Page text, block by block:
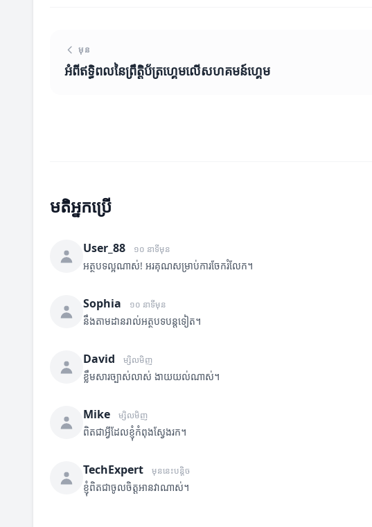
មុន
អំពីឥទ្ធិពលនៃព្រឹត្តិប័ត្រហ្គេមលើសហគមន៍ហ្គេម
មតិអ្នកប្រើ
User_88 ១០ នាទីមុន
អត្ថបទល្អណាស់! អរគុណសម្រាប់ការចែករំលែក។
Sophia ១០ នាទីមុន
នឹងតាមដានរាល់អត្ថបទបន្តទៀត។
David ម្សិលមិញ
ខ្លឹមសារច្បាស់លាស់ ងាយយល់ណាស់។
Mike ម្សិលមិញ
ពិតជាអ្វីដែលខ្ញុំកំពុងស្វែងរក។
TechExpert មុននេះបន្តិច
ខ្ញុំពិតជាចូលចិត្តអានវាណាស់។